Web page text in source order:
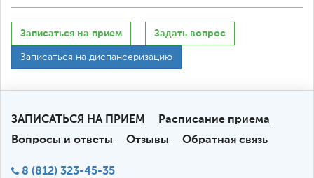
Записаться на прием Задать вопрос
Записаться на диспансеризацию
ЗАПИСАТЬСЯ НА ПРИЕМ
Расписание приема
Вопросы и ответы
Отзывы Обратная связь
8 (812) 323-45-35